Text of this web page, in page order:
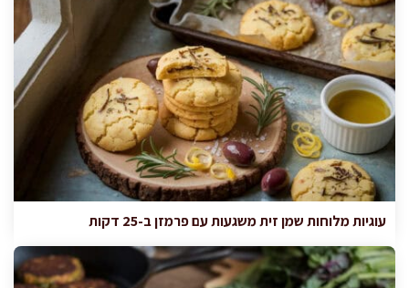
עוגיות מלוחות שמן זית משגעות עם פרמזן ב-25 דקות